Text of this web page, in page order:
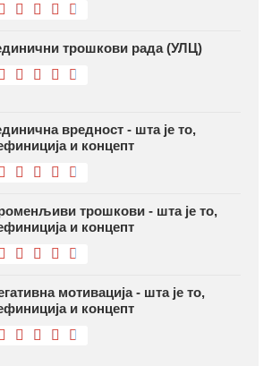
трошкови рада (УЛЦ)
вредност - шта је то,
и концепт
трошкови - шта је то,
и концепт
мотивација - шта је то,
и концепт